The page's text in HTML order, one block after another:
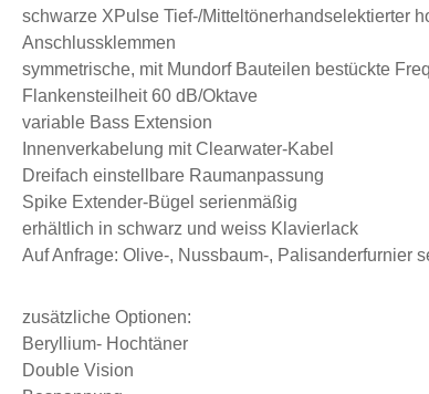
schwarze XPulse Tief-/Mitteltönerhandselektierter
Anschlussklemmen
symmetrische, mit Mundorf Bauteilen bestückte
Flankensteilheit 60 dB/Oktave
variable Bass Extension
Innenverkabelung mit Clearwater-Kabel
Dreifach einstellbare Raumanpassung
Spike Extender-Bügel serienmäßig
erhältlich in schwarz und weiss Klavierlack
Auf Anfrage: Olive-, Nussbaum-, Palisanderfurnier
zusätzliche Optionen:
Beryllium- Hochtäner
Double Vision